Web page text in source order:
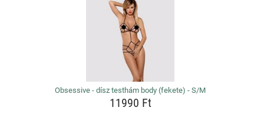
Obsessive - dísz testhám body (fekete) - S/M
11990 Ft